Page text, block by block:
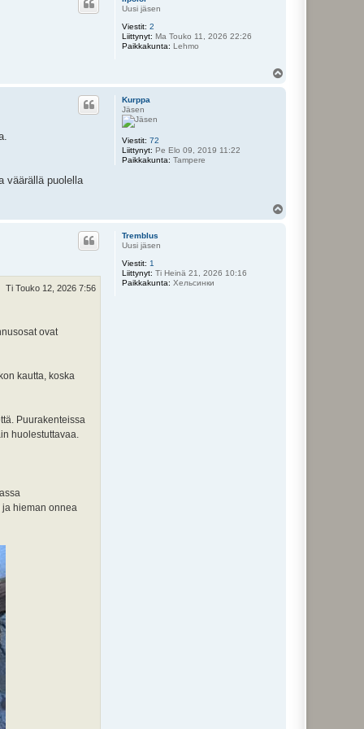
Uusi jäsen
Viestit: 2
Liittynyt: Ma Touko 11, 2026 22:26
Paikkakunta: Lehmo
Kurppa
Jäsen
Viestit: 72
Liittynyt: Pe Elo 09, 2019 11:22
Paikkakunta: Tampere
väärällä puolella
Tremblus
Uusi jäsen
Viestit: 1
Liittynyt: Ti Heinä 21, 2026 10:16
Paikkakunta: Хельсинки
Ti Touko 12, 2026 7:56
ovat
kautta, koska
Puurakenteissa
huolestuttavaa.
hieman onnea